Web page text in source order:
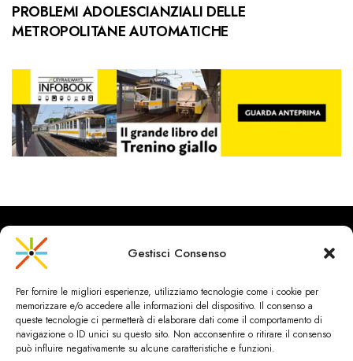
Gestisci Consenso
Per fornire le migliori esperienze, utilizziamo tecnologie come i cookie per
memorizzare e/o accedere alle informazioni del dispositivo. Il consenso a
queste tecnologie ci permetterà di elaborare dati come il comportamento di
navigazione o ID unici su questo sito. Non acconsentire o ritirare il consenso
può influire negativamente su alcune caratteristiche e funzioni.
PROBLEMI ADOLESCIANZIALI DELLE
METROPOLITANE AUTOMATICHE
CityRailways è un sito indipendente che discute argomenti di
urbanistica e trasporto collettivo argomentando con metodo
scientifico sulla base di dati ed esperienze.